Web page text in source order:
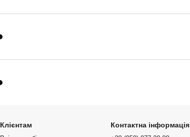
Клієнтам Контактна інформація